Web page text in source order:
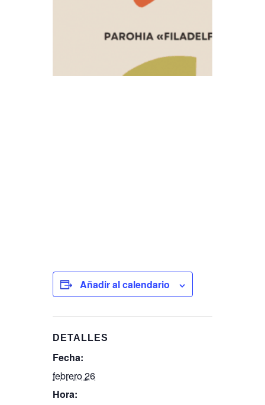
Añadir al calendario
DETALLES
Fecha:
febrero 26
Hora: